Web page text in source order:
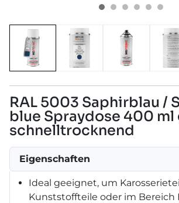
RAL 5003 Saphirblau /
blue Spraydose 400 ml
schnelltrocknend
Eigenschaften
Ideal geeignet, um
Kunststoffteile oder im Bereich